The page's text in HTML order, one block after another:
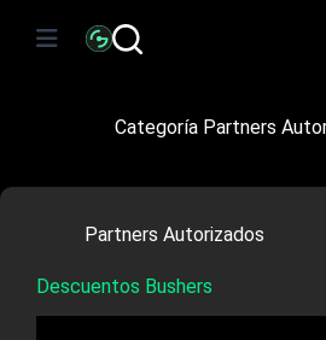
Categoría Partners
Partners Autorizados
Descuentos Bushers